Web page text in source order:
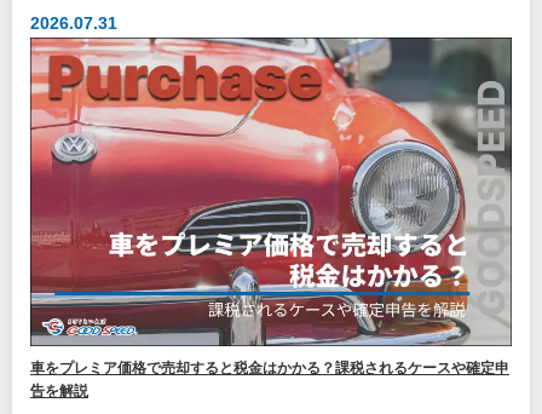
2026.07.31
車をプレミア価格で売却すると税金はかかる？課税されるケースや確定申
告を解説